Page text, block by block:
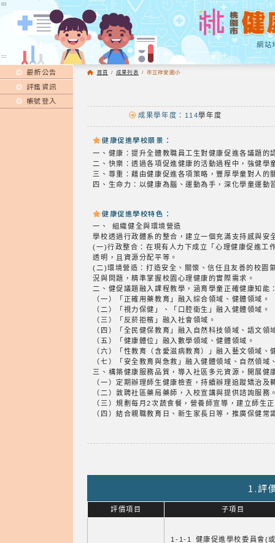
:::
網站
:::
最新公告
評鑑資訊
帳號登入
首頁 / 成果列表 / 市立祥安國小
成果學年度：114學年度
健康促進學校願景：
一、健康：提升全體教職員工生對健康促進各議題的
二、快樂：透過各項促進健康的活動過程中，強健
三、尊重：藉由健康促進各項策略，豐厚學童對人
四、生命力：以健康為腦、運動為手，深化學童運
健康促進學校特色：
一、 組織健全與環境營造
學校透過行政體系的整合，建立一個充滿支持感與安
(一)行政整合：在現有人力下成立「心理健康促進工
透明，且資源分配平等。
(二)環境營造：打造安全、關懷、信任且友善的校園
況與問題，精準掌握校園心理健康的實際需求。
二、健促議題融入課程教學，涵育學童正確健康知能
（一）「正確用藥教育」融入綜合領域、健體領域。
（二）「視力保健」、「口腔衛生」融入健體領域。
（三）「反菸拒檳」融入社會領域。
（四）「全民健保教育」融入自然科技領域、語文領
（五）「健康體位」融入數學領域、健體領域。
（六）「性教育（含愛滋病教育）」融入藝文領域、
（七）「安全教育與急救」融入健體領域、自然領域
三、構築健康服務品質，導入社區多元資源，開展健
（一）定期辦理師生健康檢查，持續辦理追蹤矯治及
（二）敦聘社區藥局藥師，入校宣講與提供諮詢服務
（三）規劃每月2次蔬食餐，營養師宣導，建立師生
（四）結合親職教育日、新生家長日等，推廣保健常
1.評
評價項目 子項目
1-1-1 健康促進學校委員會(
:::